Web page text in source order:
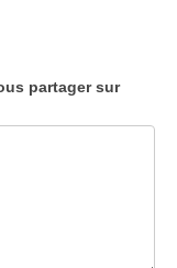
partager sur